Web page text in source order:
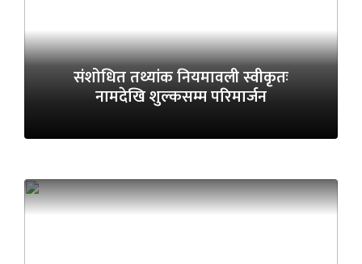
संशोधित तथ्यांक नियमावली स्वीकृतः
नामदेखि शुल्कसम्म परिमार्जन